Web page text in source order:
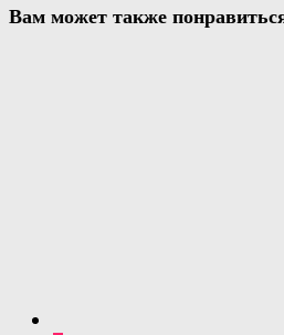
Вам может также